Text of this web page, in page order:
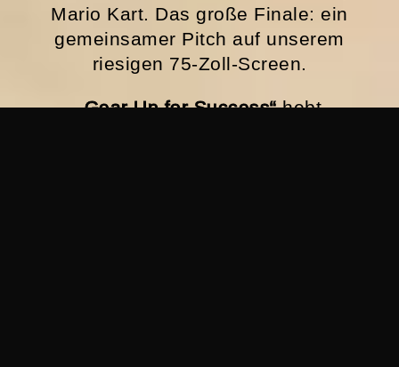
Mario Kart. Das große Finale: ein
gemeinsamer Pitch auf unserem
riesigen 75-Zoll-Screen.
„Gear Up for Success“hebt